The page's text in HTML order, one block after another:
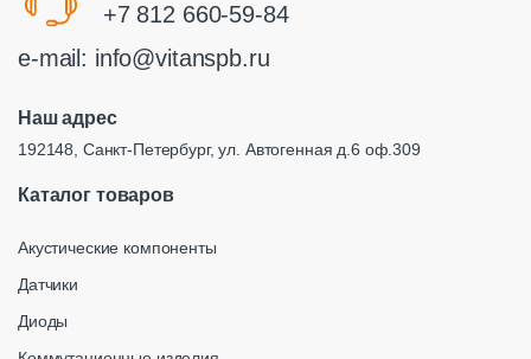
+7 812 660-59-84
e-mail: info@vitanspb.ru
Наш адрес
192148, Санкт-Петербург, ул. Автогенная д.6 оф.309
Каталог товаров
Акустические компоненты
Датчики
Диоды